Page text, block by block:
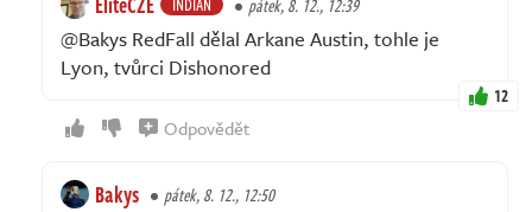
pátek, 8. 12., 12:39
@Bakys RedFall dělal Arkane Austin, tohle je
Lyon, tvůrci Dishonored
12
Odpovědět
Bakys pátek, 8. 12., 12:50